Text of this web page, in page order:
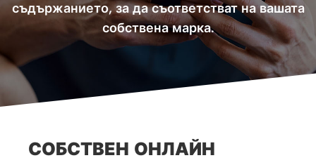
съдържанието, за да съответстват на вашата
собствена марка.
СОБСТВЕН ОНЛАЙН